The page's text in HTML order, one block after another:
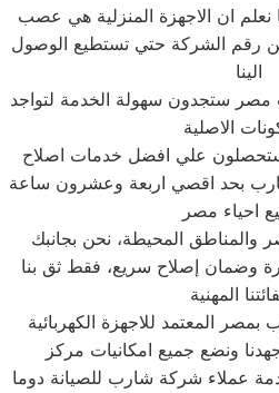
ان الاجهزة المنزلية هي عصب
رقم الشركة حتي تستطيع الوصول
الينا
مصر ستجدون سهولة الخدمة لتواجد
علي افضل خدمات اصلاح
شارب بحد اقصي اربعة وعشرون ساعة
والمناطق المحيطة، نحن بجانبك
وضمان إصلاح سريع، فقط ثق بنا
المعتمد للاجهزة الكهربائية
ونضع جميع امكانيات مركز